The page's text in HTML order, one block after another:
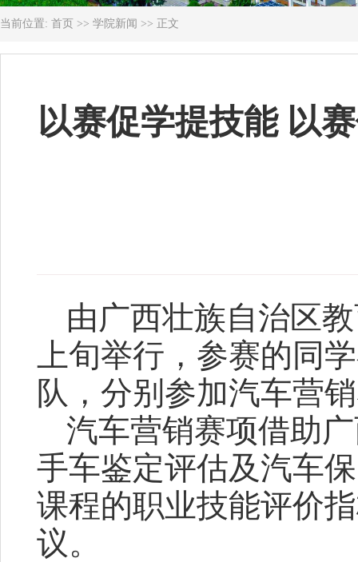
当前位置: 首页 >> 学院新闻 >> 正文
以赛促学提技能 以
由广西壮族自治区
上旬举行，参赛的同
队，分别参加汽车营
汽车营销赛项借助
手车鉴定评估及汽车
课程的职业技能评价
议。